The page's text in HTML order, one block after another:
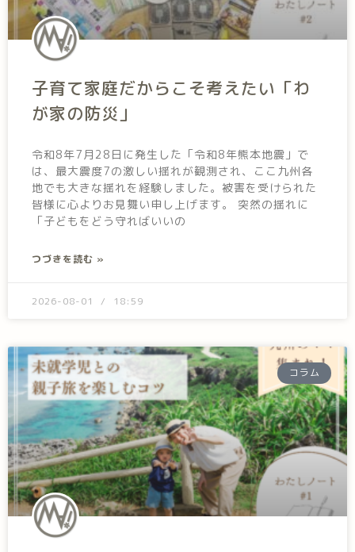
子育て家庭だからこそ考えたい「わ
が家の防災」
令和8年7月28日に発生した「令和8年熊本地震」で
は、最大震度7の激しい揺れが観測され、ここ九州各
地でも大きな揺れを経験しました。被害を受けられた
皆様に心よりお見舞い申し上げます。 突然の揺れに
「子どもをどう守ればいいの
つづきを読む »
2026-08-01 18:59
コラム